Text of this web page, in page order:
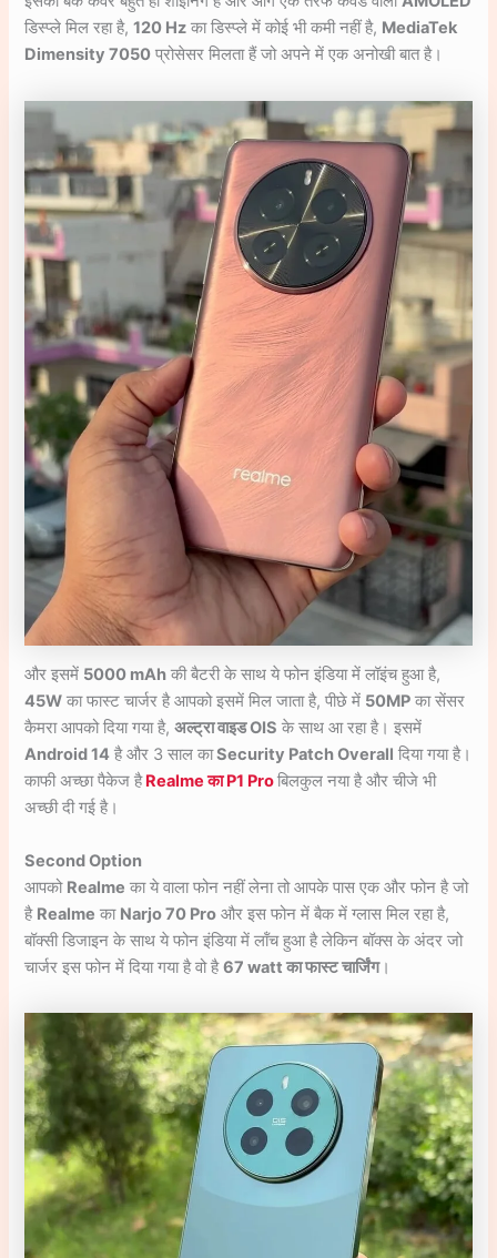
डिस्प्ले मिल रहा है,120 Hz का डिस्प्ले में कोई भी कमी नहीं है, MediaTek
Dimensity 7050 प्रोसेसर मिलता हैं जो अपने में एक अनोखी बात है।
और इसमें 5000 mAh की बैटरी के साथ ये फोन इंडिया में लॉइंच हुआ है,
45W का फास्ट चार्जर है आपको इसमें मिल जाता है, पीछे में 50MP का सेंसर
कैमरा आपको दिया गया है,अल्ट्रा वाइड OIS के साथ आ रहा है। इसमें
Android 14 है और 3 साल काSecurity Patch Overall दिया गया है।
काफी अच्छा पैकेज हैRealme का P1 Proबिलकुल नया है और चीजे भी
अच्छी दी गई है।
Second Option
आपको Realme का ये वाला फोन नहीं लेना तो आपके पास एक और फोन है जो
है Realme का Narjo 70 Pro और इस फोन में बैक में ग्लास मिल रहा है,
बॉक्सी डिजाइन के साथ ये फोन इंडिया में लॉंच हुआ है लेकिन बॉक्स के अंदर जो
चार्जर इस फोन में दिया गया है वो है67 watt का फास्ट चार्जिंग।